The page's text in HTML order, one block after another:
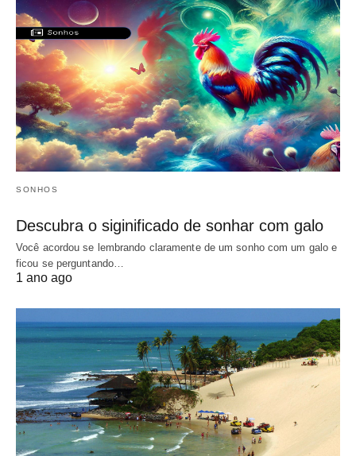
SONHOS
Descubra o siginificado de sonhar com galo
Você acordou se lembrando claramente de um sonho com um galo e
ficou se perguntando…
1 ano ago